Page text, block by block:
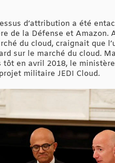
d’attribution a été
de la Défense et Amazon.
du cloud, craignait que
sur le marché du cloud.
tôt en avril 2018, le
militaire JEDI Cloud.